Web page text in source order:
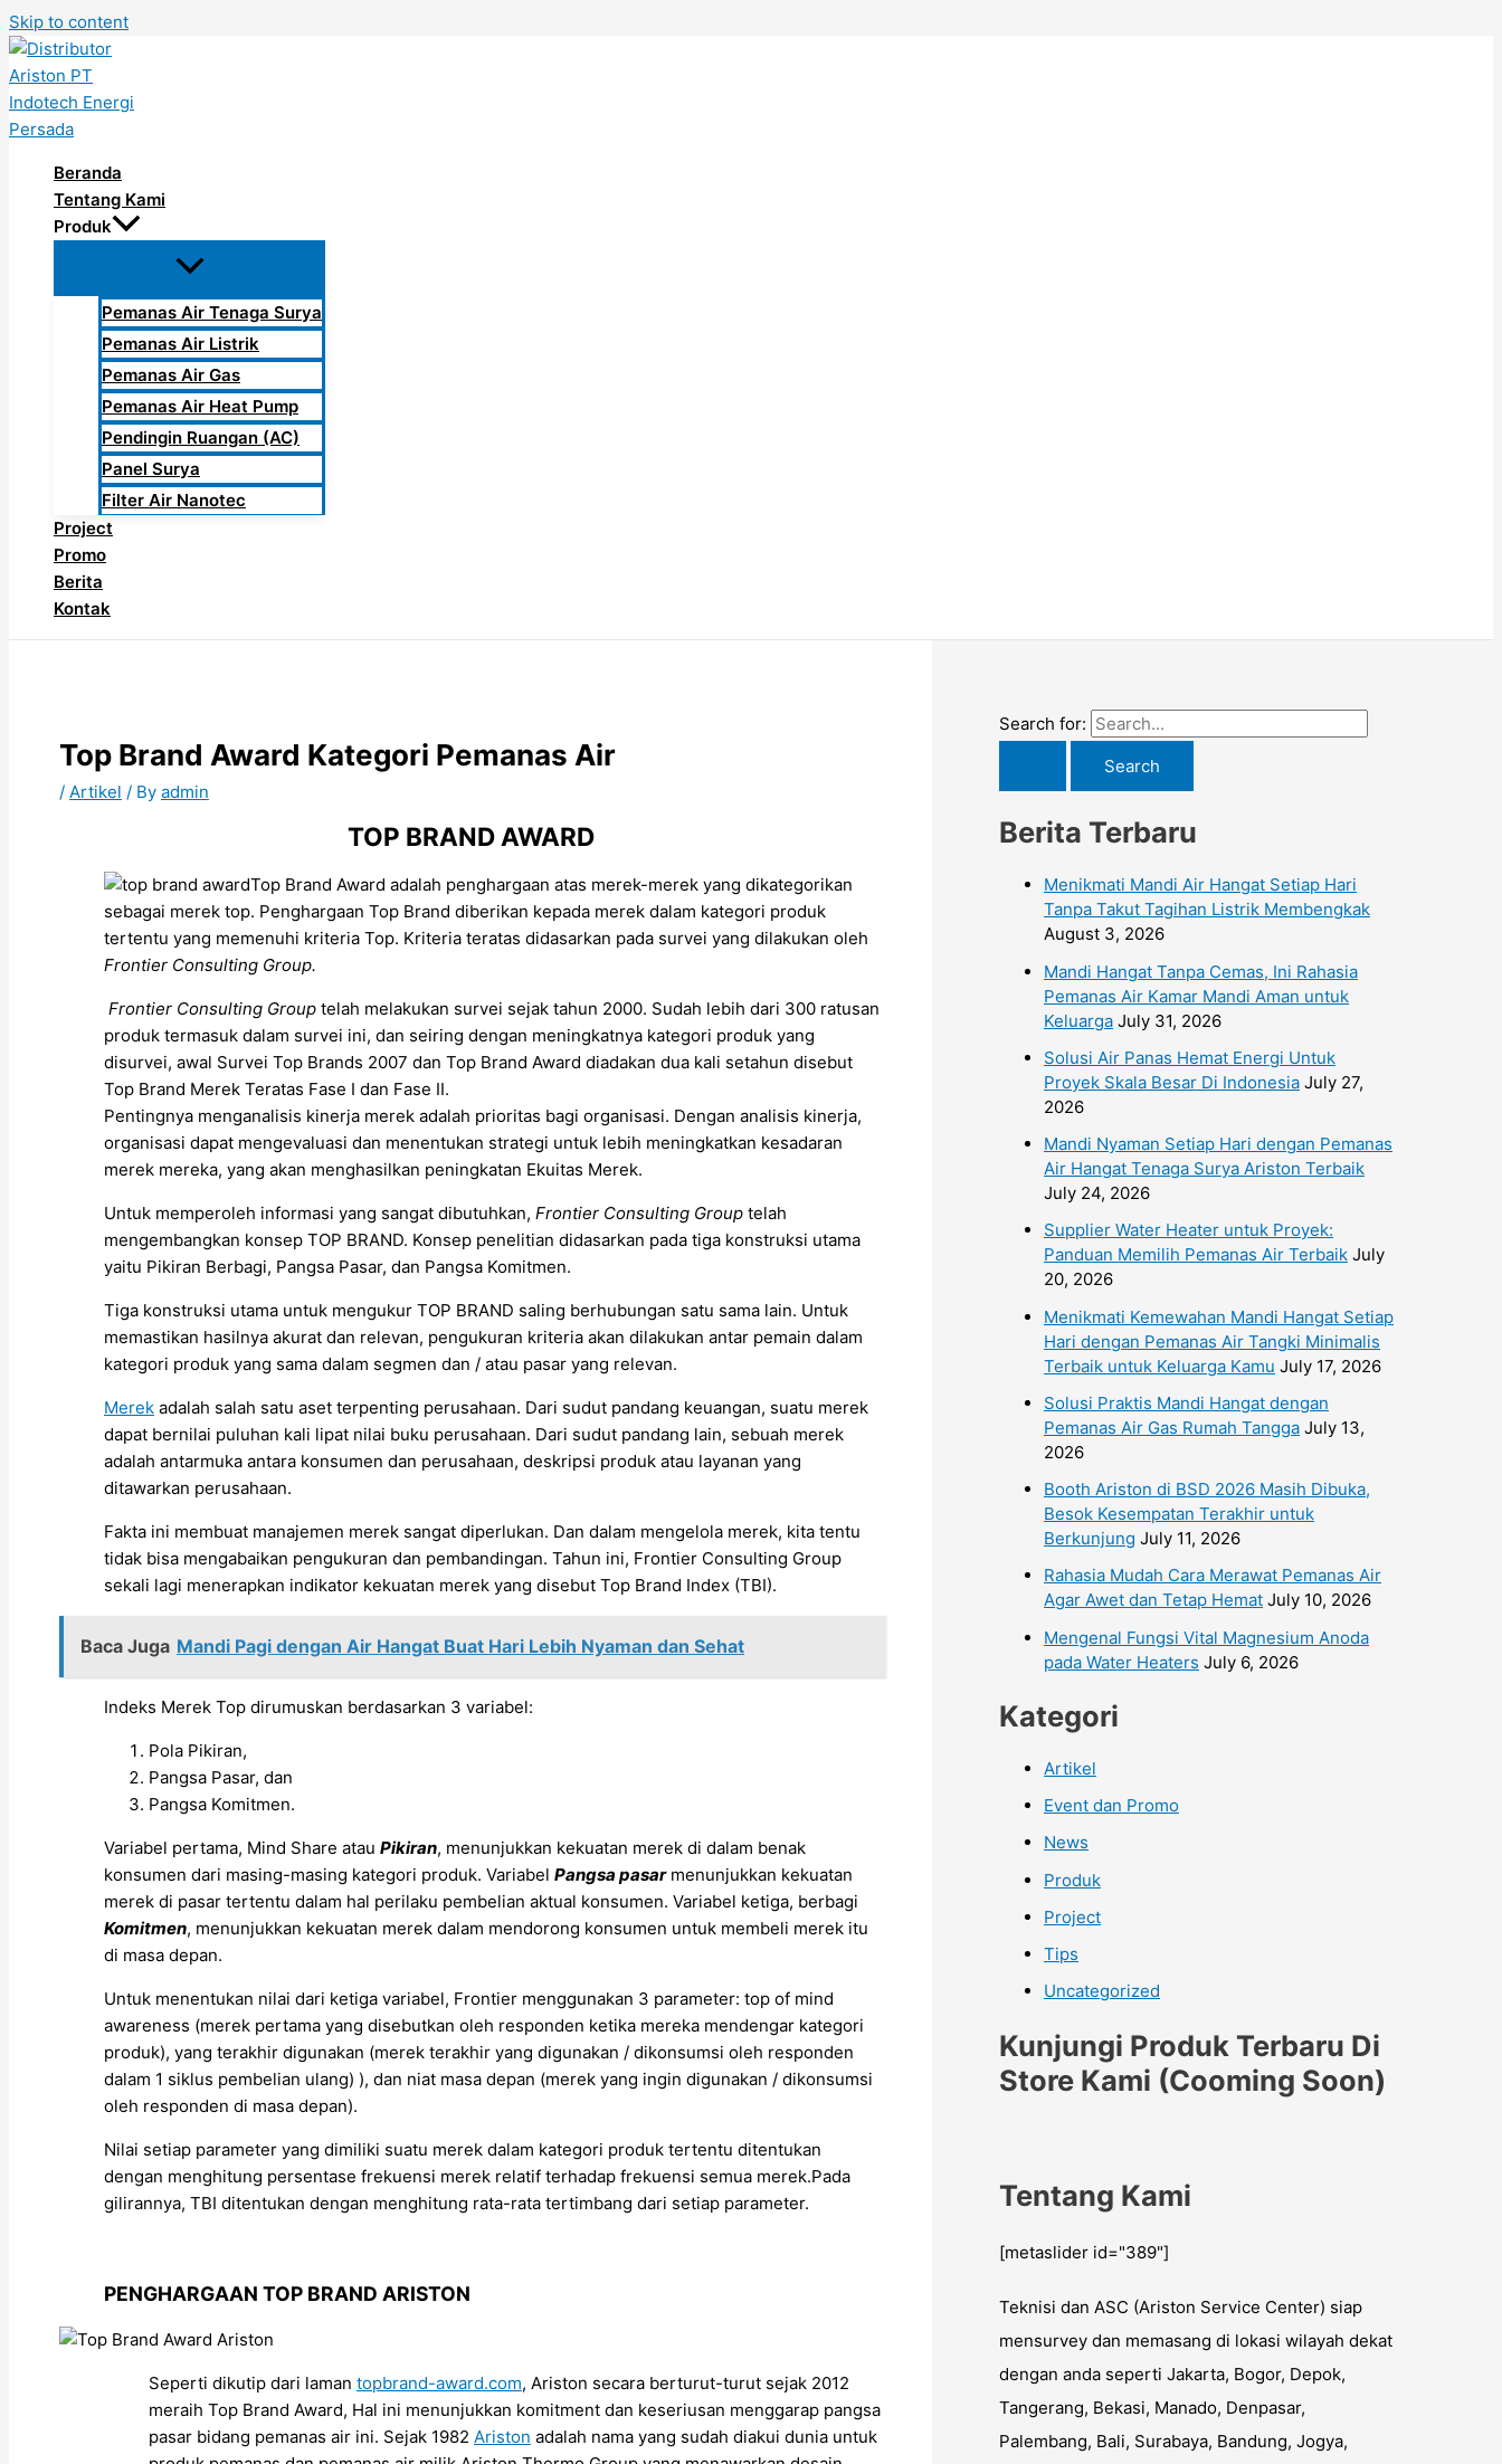
Skip to content
Beranda
Tentang Kami
Produk
Pemanas Air Tenaga Surya
Pemanas Air Listrik
Pemanas Air Gas
Pemanas Air Heat Pump
Pendingin Ruangan (AC)
Panel Surya
Filter Air Nanotec
Project
Promo
Berita
Kontak
Top Brand Award Kategori Pemanas Air
/ Artikel / By admin
TOP BRAND AWARD
Top Brand Award adalah penghargaan atas merek-merek yang dikategorikan
sebagai merek top. Penghargaan Top Brand diberikan kepada merek dalam kategori produk
tertentu yang memenuhi kriteria Top. Kriteria teratas didasarkan pada survei yang dilakukan oleh
Frontier Consulting Group.
Frontier Consulting Group telah melakukan survei sejak tahun 2000. Sudah lebih dari 300 ratusan
produk termasuk dalam survei ini, dan seiring dengan meningkatnya kategori produk yang
disurvei, awal Survei Top Brands 2007 dan Top Brand Award diadakan dua kali setahun disebut
Top Brand Merek Teratas Fase I dan Fase II.
Pentingnya menganalisis kinerja merek adalah prioritas bagi organisasi. Dengan analisis kinerja,
organisasi dapat mengevaluasi dan menentukan strategi untuk lebih meningkatkan kesadaran
merek mereka, yang akan menghasilkan peningkatan Ekuitas Merek.
Untuk memperoleh informasi yang sangat dibutuhkan, Frontier Consulting Group telah
mengembangkan konsep TOP BRAND. Konsep penelitian didasarkan pada tiga konstruksi utama
yaitu Pikiran Berbagi, Pangsa Pasar, dan Pangsa Komitmen.
Tiga konstruksi utama untuk mengukur TOP BRAND saling berhubungan satu sama lain. Untuk
memastikan hasilnya akurat dan relevan, pengukuran kriteria akan dilakukan antar pemain dalam
kategori produk yang sama dalam segmen dan / atau pasar yang relevan.
Merek adalah salah satu aset terpenting perusahaan. Dari sudut pandang keuangan, suatu merek
dapat bernilai puluhan kali lipat nilai buku perusahaan. Dari sudut pandang lain, sebuah merek
adalah antarmuka antara konsumen dan perusahaan, deskripsi produk atau layanan yang
ditawarkan perusahaan.
Fakta ini membuat manajemen merek sangat diperlukan. Dan dalam mengelola merek, kita tentu
tidak bisa mengabaikan pengukuran dan pembandingan. Tahun ini, Frontier Consulting Group
sekali lagi menerapkan indikator kekuatan merek yang disebut Top Brand Index (TBI).
Baca Juga Mandi Pagi dengan Air Hangat Buat Hari Lebih Nyaman dan Sehat
Indeks Merek Top dirumuskan berdasarkan 3 variabel:
Pola Pikiran,
Pangsa Pasar, dan
Pangsa Komitmen.
Variabel pertama, Mind Share atau Pikiran, menunjukkan kekuatan merek di dalam benak
konsumen dari masing-masing kategori produk. Variabel Pangsa pasarmenunjukkan kekuatan
merek di pasar tertentu dalam hal perilaku pembelian aktual konsumen. Variabel ketiga, berbagi
Komitmen, menunjukkan kekuatan merek dalam mendorong konsumen untuk membeli merek itu
di masa depan.
Untuk menentukan nilai dari ketiga variabel, Frontier menggunakan 3 parameter: top of mind
awareness (merek pertama yang disebutkan oleh responden ketika mereka mendengar kategori
produk), yang terakhir digunakan (merek terakhir yang digunakan / dikonsumsi oleh responden
dalam 1 siklus pembelian ulang) ), dan niat masa depan (merek yang ingin digunakan / dikonsumsi
oleh responden di masa depan).
Nilai setiap parameter yang dimiliki suatu merek dalam kategori produk tertentu ditentukan
dengan menghitung persentase frekuensi merek relatif terhadap frekuensi semua merek.Pada
gilirannya, TBI ditentukan dengan menghitung rata-rata tertimbang dari setiap parameter.
PENGHARGAAN TOP BRAND ARISTON
Seperti dikutip dari laman topbrand-award.com, Ariston secara berturut-turut sejak 2012
meraih Top Brand Award, Hal ini menunjukkan komitment dan keseriusan menggarap pangsa
pasar bidang pemanas air ini. Sejak 1982 Ariston adalah nama yang sudah diakui dunia untuk
Search for:
Berita Terbaru
Menikmati Mandi Air Hangat Setiap Hari
Tanpa Takut Tagihan Listrik Membengkak
August 3, 2026
Mandi Hangat Tanpa Cemas, Ini Rahasia
Pemanas Air Kamar Mandi Aman untuk
Keluarga July 31, 2026
Solusi Air Panas Hemat Energi Untuk
Proyek Skala Besar Di Indonesia July 27,
2026
Mandi Nyaman Setiap Hari dengan Pemanas
Air Hangat Tenaga Surya Ariston Terbaik
July 24, 2026
Supplier Water Heater untuk Proyek:
Panduan Memilih Pemanas Air Terbaik July
20, 2026
Menikmati Kemewahan Mandi Hangat Setiap
Hari dengan Pemanas Air Tangki Minimalis
Terbaik untuk Keluarga Kamu July 17, 2026
Solusi Praktis Mandi Hangat dengan
Pemanas Air Gas Rumah Tangga July 13,
2026
Booth Ariston di BSD 2026 Masih Dibuka,
Besok Kesempatan Terakhir untuk
Berkunjung July 11, 2026
Rahasia Mudah Cara Merawat Pemanas Air
Agar Awet dan Tetap Hemat July 10, 2026
Mengenal Fungsi Vital Magnesium Anoda
pada Water Heaters July 6, 2026
Kategori
Artikel
Event dan Promo
News
Produk
Project
Tips
Uncategorized
Kunjungi Produk Terbaru Di
Store Kami (Cooming Soon)
Tentang Kami
[metaslider id="389"]
Teknisi dan ASC (Ariston Service Center) siap
mensurvey dan memasang di lokasi wilayah dekat
dengan anda seperti Jakarta, Bogor, Depok,
Tangerang, Bekasi, Manado, Denpasar,
Palembang, Bali, Surabaya, Bandung, Jogya,